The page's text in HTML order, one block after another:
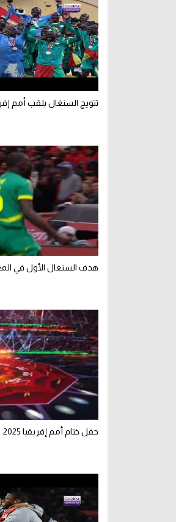
تتويج السنغال بلقب أمم
هدف السنغال الأول في
حفل ختام أمم إفريقيا 2025